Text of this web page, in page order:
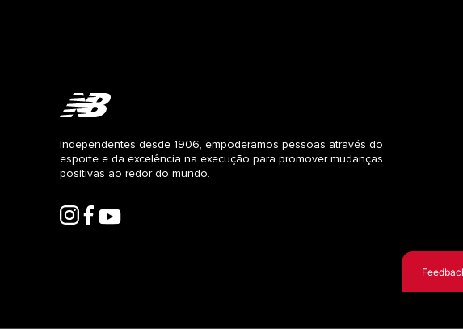
Independentes desde 1906, empoderamos pessoas através do
esporte e da excelência na execução para promover mudanças
positivas ao redor do mundo.